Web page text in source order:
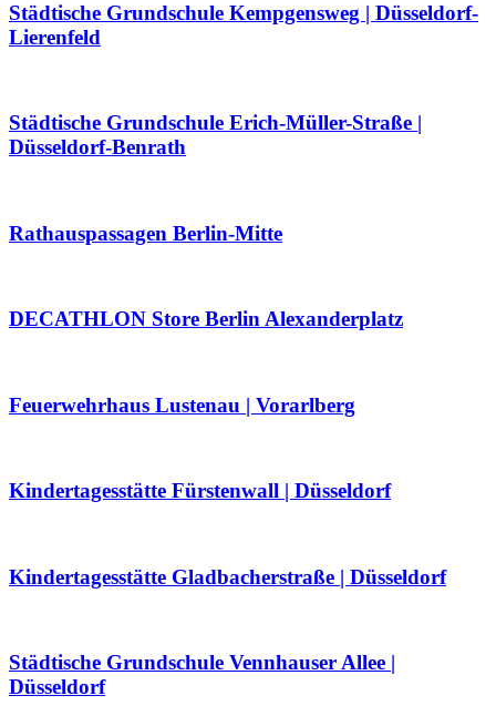
Städtische Grundschule Kempgensweg | Düsseldorf-
Lierenfeld
Städtische Grundschule Erich-Müller-Straße |
Düsseldorf-Benrath
Rathauspassagen Berlin-Mitte
DECATHLON Store Berlin Alexanderplatz
Feuerwehrhaus Lustenau | Vorarlberg
Kindertagesstätte Fürstenwall | Düsseldorf
Kindertagesstätte Gladbacherstraße | Düsseldorf
Städtische Grundschule Vennhauser Allee |
Düsseldorf